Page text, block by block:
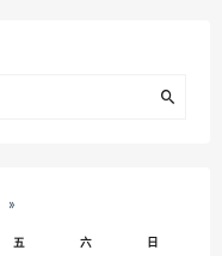
»
五 六 日